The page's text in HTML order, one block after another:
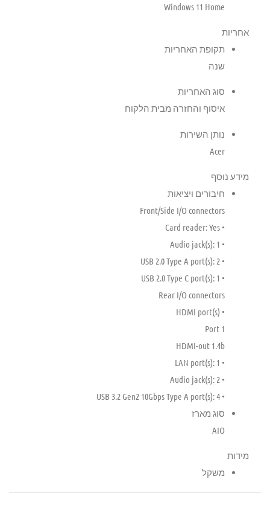
Windows 11 Home
אחריות
תקופת האחריות
שנה
סוג האחריות
איסוף והחזרה מבית הלקוח
נותן השירות
Acer
מידע נוסף
חיבורים ויציאות
Front/Side I/O connectors
• Card reader: Yes
• Audio jack(s): 1
• USB 2.0 Type A port(s): 2
• USB 2.0 Type C port(s): 1
Rear I/O connectors
• HDMI port(s)
Port 1
HDMI-out 1.4b
• LAN port(s): 1
• Audio jack(s): 2
• USB 3.2 Gen2 10Gbps Type A port(s): 4
סוג מארז
AIO
מידות
משקל